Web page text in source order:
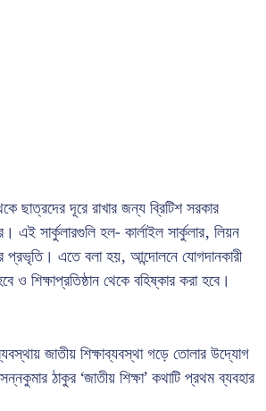
ছাত্রদের দূরে রাখার জন্য ব্রিটিশ সরকার
এই সার্কুলারগুলি হল- কার্লাইল সার্কুলার, লিয়ন
প্রভৃতি। এতে বলা হয়, আন্দোলনে যোগদানকারী
ও শিক্ষাপ্রতিষ্ঠান থেকে বহিষ্কার করা হবে।
জাতীয় শিক্ষাব্যবস্থা গড়ে তোলার উদ্যোগ
ঠাকুর ‘জাতীয় শিক্ষা’ কথাটি প্রথম ব্যবহার